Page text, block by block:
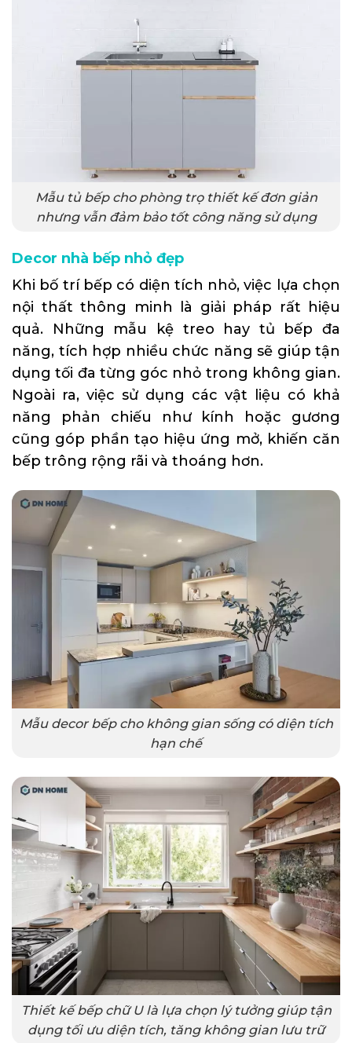
Mẫu tủ bếp cho phòng trọ thiết kế đơn giản
nhưng vẫn đảm bảo tốt công năng sử dụng
Decor nhà bếp nhỏ đẹp
Khi bố trí bếp có diện tích nhỏ, việc lựa chọn
nội thất thông minh là giải pháp rất hiệu
quả. Những mẫu kệ treo hay tủ bếp đa
năng, tích hợp nhiều chức năng sẽ giúp tận
dụng tối đa từng góc nhỏ trong không gian.
Ngoài ra, việc sử dụng các vật liệu có khả
năng phản chiếu như kính hoặc gương
cũng góp phần tạo hiệu ứng mở, khiến căn
bếp trông rộng rãi và thoáng hơn.
Mẫu decor bếp cho không gian sống có diện tích
hạn chế
Thiết kế bếp chữ U là lựa chọn lý tưởng giúp tận
dụng tối ưu diện tích, tăng không gian lưu trữ